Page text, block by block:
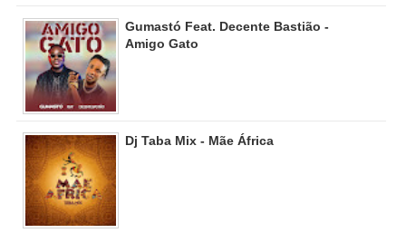
Gumastó Feat. Decente Bastião -
Amigo Gato
Dj Taba Mix - Mãe África